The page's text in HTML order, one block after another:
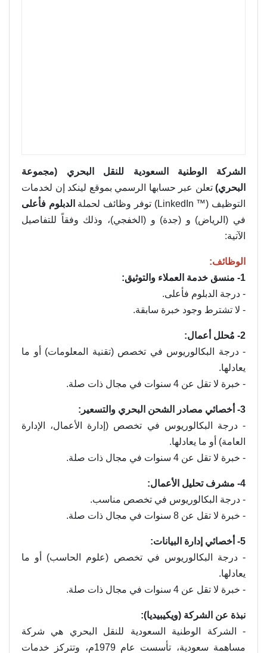
الشركة الوطنية السعودية للنقل البحري (مجموعة
البحري) تعلن عبر حسابها الرسمي بموقع لينكد إن لخدمات
التوظيف (™ LinkedIn) توفر وظائف لحملة
الدبلوم فأعلى
في (الرياض) و (جدة) و (الخفجي)، وذلك وفقاً للتفاصيل
الآتية:
الوظائف:
1- منسق خدمة العملاء والتوثيق:
- درجة الدبلوم فأعلى.
- لا تشترط وجود خبرة سابقة.
2- مُحلل أعمال:
- درجة البكالوريوس في تخصص (تقنية المعلومات) أو ما
يعادلها.
- خبرة لا تقل عن 4 سنوات في مجال ذات صلة.
3- أخصائي مصادر الشحن البحري والتسعير:
- درجة البكالوريوس في تخصص (إدارة الأعمال، الإدارة
العامة) أو ما يعادلها.
- خبرة لا تقل عن 4 سنوات في مجال ذات صلة.
4- مشرف تحليل الأعمال:
- درجة البكالوريوس في تخصص مناسب.
- خبرة لا تقل عن 8 سنوات في مجال ذات صلة.
5- أخصائي إدارة البيانات:
- درجة البكالوريوس في تخصص (علوم الحاسب) أو ما
يعادلها.
- خبرة لا تقل عن 4 سنوات في مجال ذات صلة.
نبذة عن الشركة (ويكيبيديا):
- الشركة الوطنية السعودية للنقل البحري هي شركة
مساهمة سعودية، تأسست عام 1979م، وتتركز خدمات